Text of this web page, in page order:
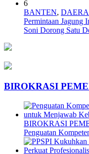
6
BANTEN,
Permintaan Jagung
Soni Dorong Satu
BIROKRASI
BIROKRASI
Penguatan